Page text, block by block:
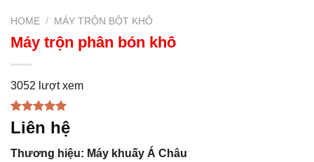
HOME / MÁY TRỘN BỘT KHÔ
Máy trộn phân bón khô
3052 lượt xem
Rated5.00
out of 5
1
customer
Liên hệ
Thương hiệu: Máy khuấy Á Châu